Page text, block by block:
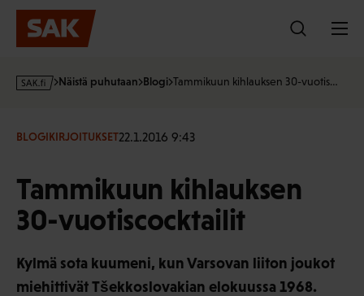
Hyppää
sisältöön
s
·
Näistä puhutaan Blogi Tammikuun kihlauksen 30-vuotis…
BLOGIKIRJOITUKSET22.1.2016 9:43
Tammikuun kihlauksen
30-vuotiscocktailit
Kylmä sota kuumeni, kun Varsovan liiton joukot
miehittivät Tšekkoslovakian elokuussa 1968.